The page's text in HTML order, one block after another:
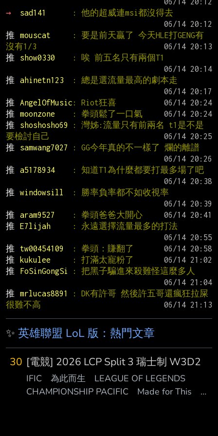
→
sad141
: 他的超威連msi都沒得去
推
mouscat
: 要是前天贏了 今天HLE打GENG有
沒有1/3
推
show0330
: 唉 前五名只有兩個T1
推
ahinetn123
: 總是選流量最高的劇本走
推
AngelOfMusic : Riot狂喜
推
moonzone : 拳頭鬆了一口氣
推
shoshosho69
: 灣姊:流量只有前兩名 t1是不是
要檢討自己
推
samwang7027
: GG今年真的不一樣了 爛的離譜
推
a5178934
: 知道T1為什麼都要打最多場了吧
推
windowsill
: 勝率負率都不如收視率
推
aram9527 : 拳頭爸爸大開心
推
E7lijah
: 永遠選擇流量最多的打法
推
tw00454109 : 拳頭：賺翻了
推
kukulee : 打滿太寵粉了
推
FoSinGongSi
: 把黑子騙進來殺難怪這麼多人
推
mrlucas8891
: DK有許哥 然後許五哥還瘋狂拉屎
很難不高
✨ 英雄聯盟 LoL 版：熱門文章
30 [電競] 2026 LCP Split 3 瑞士制 W3D2
IFIC 為此而生 LEAGUE OF LEGENDS
CHAMPIONSHIP PACIFIC Made for This